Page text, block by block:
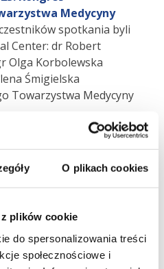
O plikach cookies
plików cookie
do spersonalizowania treści
społecznościowe i
Medycyny
spotkania byli
Center: dr Robert
Olga Korbolewska
Śmigielska
Towarzystwa Medycyny
się na przyczynach,
urazów narządów
się z wynikami ostatnich
rozmawiali o
aspektach w